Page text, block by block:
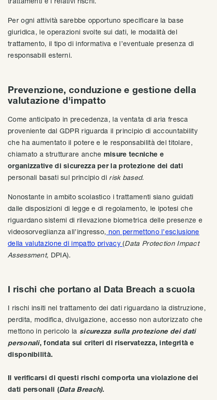
Per ogni attività sarebbe opportuno specificare la base
giuridica, le operazioni svolte sui dati, le modalità del
trattamento, il tipo di informativa e l’eventuale presenza di
responsabili esterni.
Prevenzione, conduzione e gestione della
valutazione d'impatto
Come anticipato in precedenza, la ventata di aria fresca
proveniente dal GDPR riguarda il principio di accountability
che ha aumentato il potere e le responsabilità del titolare,
chiamato a strutturare anche misure tecniche e
organizzative di sicurezza per la protezione dei dati
personali basati sul principio di risk based.
Nonostante in ambito scolastico i trattamenti siano guidati
dalle disposizioni di legge e di regolamento, le ipotesi che
riguardano sistemi di rilevazione biometrica delle presenze e
videosorveglianza all’ingresso, non permettono l’esclusione
della valutazione di impatto privacy(Data Protection Impact
Assessment, DPIA).
I rischi che portano al Data Breach a scuola
I rischi insiti nel trattamento dei dati riguardano la distruzione,
perdita, modifica, divulgazione, accesso non autorizzato che
mettono in pericolo la sicurezza sulla protezione dei dati
personali, fondata sui criteri di riservatezza, integrità e
disponibilità.
Il verificarsi di questi rischi comporta una violazione dei
dati personali (Data Breach).